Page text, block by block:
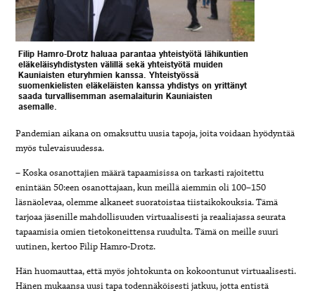
Filip Hamro-Drotz haluaa parantaa yhteistyötä lähikuntien
eläkeläisyhdistysten välillä sekä yhteistyötä muiden
Kauniaisten eturyhmien kanssa. Yhteistyössä
suomenkielisten eläkeläisten kanssa yhdistys on yrittänyt
saada turvallisemman asemalaiturin Kauniaisten
asemalle.
Pandemian aikana on omaksuttu uusia tapoja, joita voidaan hyödyntää
myös tulevaisuudessa.
– Koska osanottajien määrä tapaamisissa on tarkasti rajoitettu
enintään 50:een osanottajaan, kun meillä aiemmin oli 100–150
läsnäolevaa, olemme alkaneet suoratoistaa tiistaikokouksia. Tämä
tarjoaa jäsenille mahdollisuuden virtuaalisesti ja reaaliajassa seurata
tapaamisia omien tietokoneittensa ruudulta. Tämä on meille suuri
uutinen, kertoo Filip Hamro-Drotz.
Hän huomauttaa, että myös johtokunta on kokoontunut virtuaalisesti.
Hänen mukaansa uusi tapa todennäköisesti jatkuu, jotta entistä